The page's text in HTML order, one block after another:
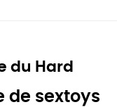
du Hard
de sextoys